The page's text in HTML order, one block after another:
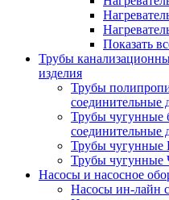
Показать
Трубы
изделия
Трубы
соединительные
Трубы чугунные
соединительные
Трубы чугунные
Трубы чугунные
Насосы и насосное
Насосы ин-лайн